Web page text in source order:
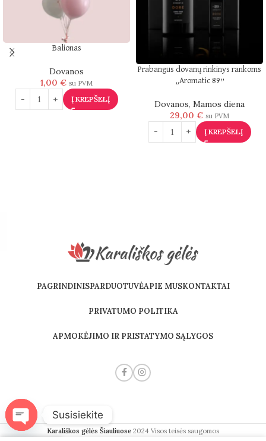
Balionas
Dovanos
1,00 € su PVM
Į KREPŠELĮ
Prabangus dovanų rinkinys rankoms
„Aromatic 89”
Dovanos, Mamos diena
29,00 € su PVM
Į KREPŠELĮ
PAGRINDINISPARDUOTUVĖAPIE MUSKONTAKTAI
PRIVATUMO POLITIKA
APMOKĖJIMO IR PRISTATYMO SĄLYGOS
Karališkos gėlės Šiauliuose 2024 Visos teisės saugomos
Susisiekite
Open